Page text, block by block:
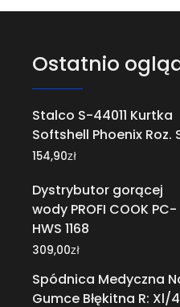
Ostatnio
Stalco S-44011 Kurtka
Softshell Phoenix Roz.
154,90zł
Dystrybutor gorącej
wody PROFI COOK PC-
HWS 1168
309,00zł
Spódnica Medyczna
Gumce Błękitna R: Xl/